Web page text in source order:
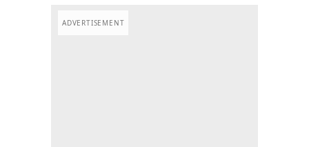
ADVERTISEMENT